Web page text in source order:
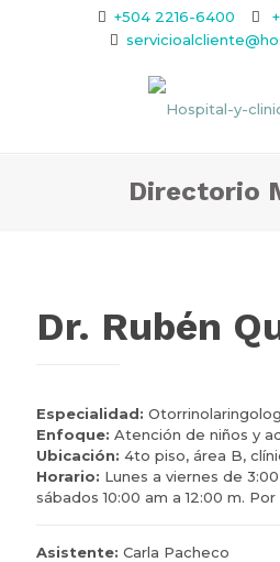
+504 2216-6400
Directorio
Dr. Rubén
Especialidad:
Enfoque: Atención de niños y
Ubicación: 4to piso, área B,
Horario: Lunes a viernes de
sábados 10:00 am a 12:00 m.
Asistente: Carla Pacheco